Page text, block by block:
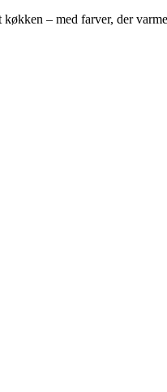
– med farver, der